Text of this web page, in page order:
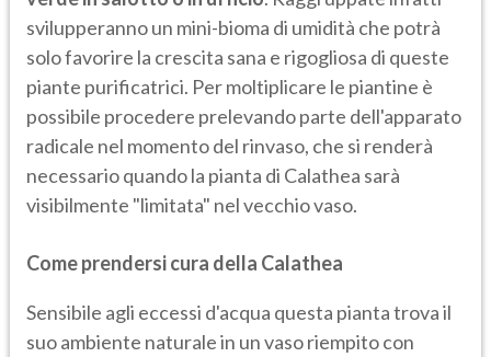
svilupperanno un mini-bioma di umidità che potrà
solo favorire la crescita sana e rigogliosa di queste
piante purificatrici. Per moltiplicare le piantine è
possibile procedere prelevando parte dell'apparato
radicale nel momento del rinvaso, che si renderà
necessario quando la pianta di Calathea sarà
visibilmente "limitata" nel vecchio vaso.
Come prendersi cura della Calathea
Sensibile agli eccessi d'acqua questa pianta trova il
suo ambiente naturale in un vaso riempito con